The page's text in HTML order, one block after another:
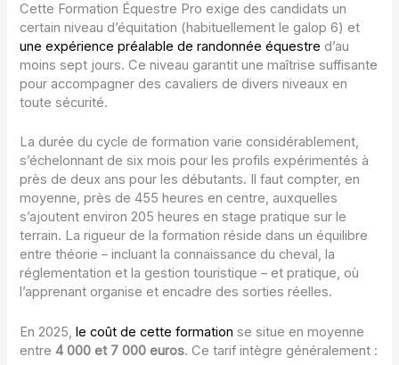
Cette Formation Équestre Pro exige des candidats un
certain niveau d’équitation (habituellement le galop 6) et
une expérience préalable de randonnée équestre d’au
moins sept jours. Ce niveau garantit une maîtrise suffisante
pour accompagner des cavaliers de divers niveaux en
toute sécurité.
La durée du cycle de formation varie considérablement,
s’échelonnant de six mois pour les profils expérimentés à
près de deux ans pour les débutants. Il faut compter, en
moyenne, près de 455 heures en centre, auxquelles
s’ajoutent environ 205 heures en stage pratique sur le
terrain. La rigueur de la formation réside dans un équilibre
entre théorie – incluant la connaissance du cheval, la
réglementation et la gestion touristique – et pratique, où
l’apprenant organise et encadre des sorties réelles.
En 2025,le coût de cette formation se situe en moyenne
entre4 000 et 7 000 euros. Ce tarif intègre généralement :